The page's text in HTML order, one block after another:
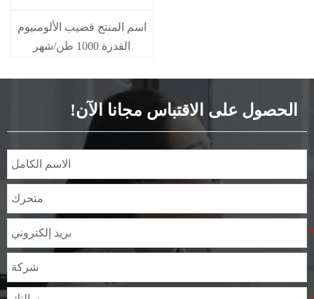
ألومنيوم 3004
اسم المنتج قضيب الألومنيوم
القدرة 1000 طن/شهر
الحصول على الاقتباس مجانا الآن!